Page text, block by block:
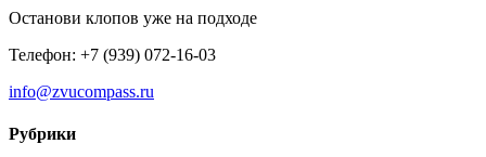
Останови клопов уже на подходе
Телефон: +7 (939) 072-16-03
info@zvucompass.ru
Рубрики